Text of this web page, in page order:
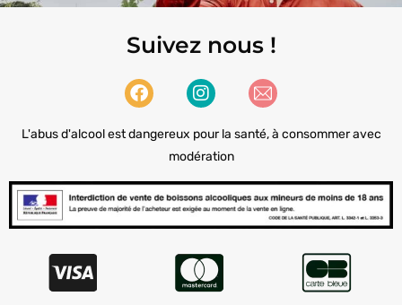
Suivez nous !
L'abus d'alcool est dangereux pour la santé, à consommer avec
modération